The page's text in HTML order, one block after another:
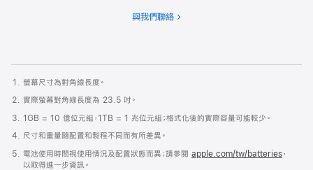
與我們聯絡
螢幕尺寸為對角線長度。
實際螢幕對角線長度為 23.5 吋。
1GB = 10 億位元組，1TB = 1 兆位元組；格式化後的實際容量可能較少。
尺寸和重量隨配置和製程不同而有所差異。
電池使用時間視使用情況及配置狀態而異；請參閱 apple.com/tw/batteries，
以取得進一步資訊。